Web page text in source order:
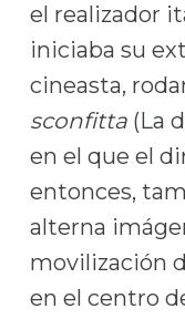
el realizador
iniciaba su
cineasta,
sconfitta (La
en el que el
entonces,
alterna
movilización
en el centro